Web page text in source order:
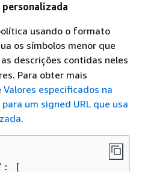
personalizada
usando o formato
os símbolos menor que
descrições contidas neles
Para obter mais
Valores especificados na
um signed URL que usa
.
[